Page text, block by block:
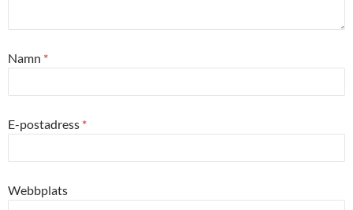
Namn *
E-postadress *
Webbplats